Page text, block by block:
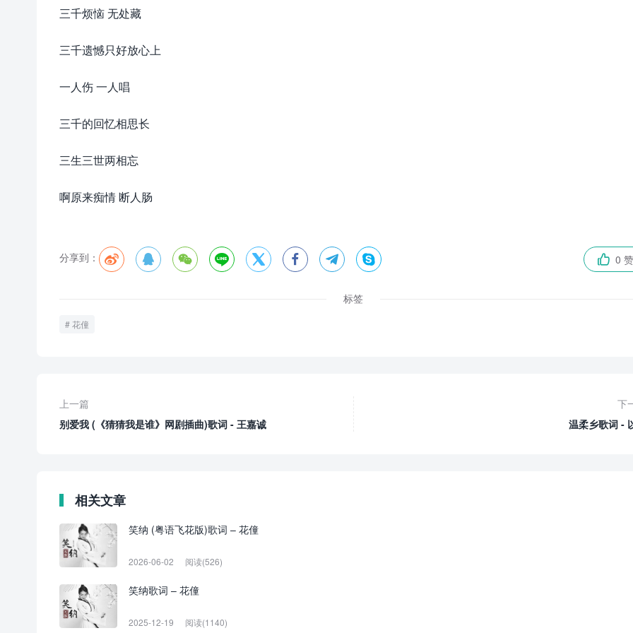
三千烦恼 无处藏
三千遗憾只好放心上
一人伤 一人唱
三千的回忆相思长
三生三世两相忘
啊原来痴情 断人肠
分享到：          0 赞
标签
花僮
上一篇
别爱我 (《猜猜我是谁》网剧插曲)歌词 - 王嘉诚
下
温柔乡歌词 -
相关文章
笑纳 (粤语飞花版)歌词 – 花僮
2026-06-02 阅读(526)
笑纳歌词 – 花僮
2025-12-19 阅读(1140)